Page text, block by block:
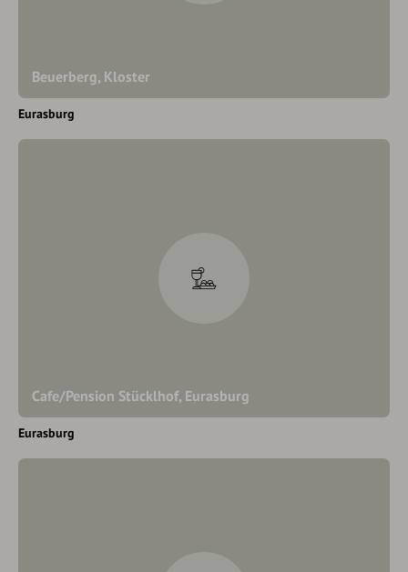
Beuerberg, Kloster
Eurasburg
Cafe/Pension Stücklhof, Eurasburg
Eurasburg